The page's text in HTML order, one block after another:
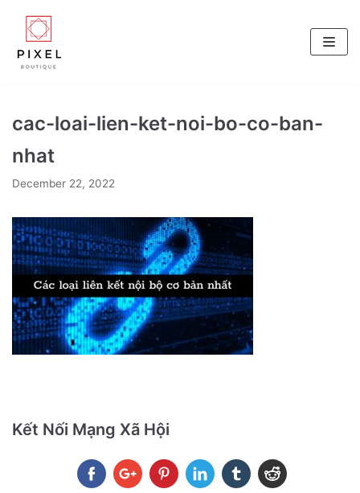
Skip
to
content
cac-loai-lien-ket-noi-bo-co-ban-
nhat
December 22, 2022
Kết Nối Mạng Xã Hội